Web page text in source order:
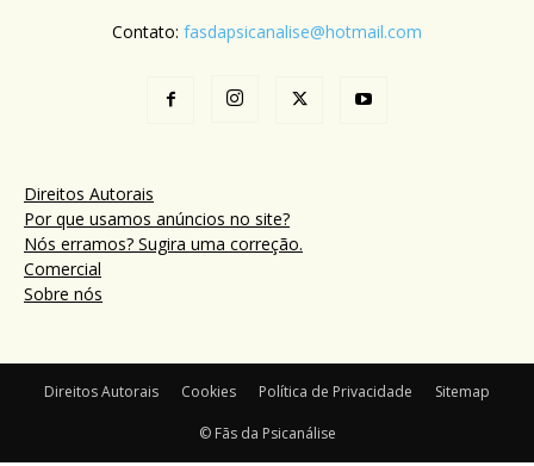
Contato: fasdapsicanalise@hotmail.com
Direitos Autorais
Por que usamos anúncios no site?
Nós erramos? Sugira uma correção.
Comercial
Sobre nós
Direitos Autorais Cookies Política de Privacidade Sitemap
© Fãs da Psicanálise